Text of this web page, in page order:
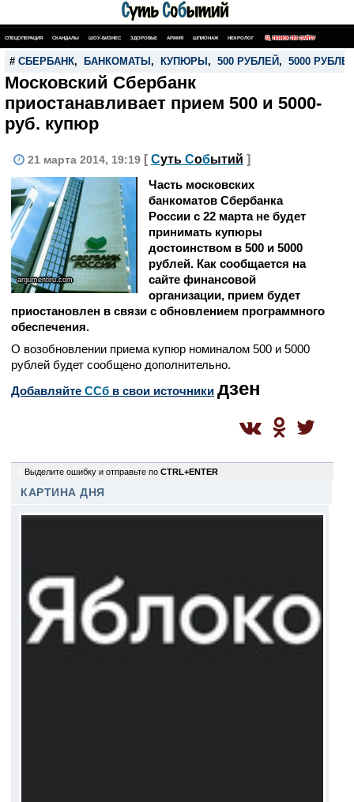
СПЕЦОПЕРАЦИЯ СКАНДАЛЫ ШОУ-БИЗНЕС ЗДОРОВЬЕ АРМИЯ ШПИОНАЖ НЕКРОЛОГ ПОИСК ПО САЙТУ
# СБЕРБАНК, БАНКОМАТЫ , КУПЮРЫ , 500 РУБЛЕЙ , 5000
Московский Сбербанк
приостанавливает прием 500 и 5000-
руб. купюр
21 марта 2014, 19:19 [ Суть Событий ]
argumentiru.com
Часть московских
банкоматов Сбербанка
России с 22 марта не будет
принимать купюры
достоинством в 500 и 5000
рублей. Как сообщается на
сайте финансовой
организации, прием будет
приостановлен в связи с обновлением программного
обеспечения.
О возобновлении приема купюр номиналом 500 и 5000
рублей будет сообщено дополнительно.
Добавляйте CСб в свои источники дзен
Выделите ошибку и отправьте по CTRL+ENTER
КАРТИНА ДНЯ